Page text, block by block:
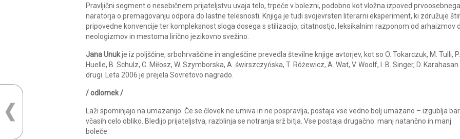
Pravljični segment o nesebičnem prijateljstvu uvaja telo, trpeče v bolezni, podobno kot vložna izpoved prvoosebnega
naratorja o premagovanju odpora do lastne telesnosti. Knjiga je tudi svojevrsten literarni eksperiment, ki združuje
pripovedne konvencije ter kompleksnost sloga dosega s stilizacijo, citatnostjo, leksikalnim razponom od arhaizmov
neologizmov in mestoma lirično jezikovno svežino.
Jana Unukje iz poljščine, srbohrvaščine in angleščine prevedla številne knjige avtorjev, kot so O. Tokarczuk, M. Tulli, P.
Huelle, B. Schulz, C. Miłosz, W. Szymborska, A. świrszczyńska, T. Różewicz, A. Wat, V. Woolf, I. B. Singer, D. Karahasan
drugi. Leta 2006 je prejela Sovretovo nagrado.
/ odlomek /
Laži spominjajo na umazanijo. Če se človek ne umiva in ne pospravlja, postaja vse vedno bolj umazano – izgublja
včasih celo obliko. Bledijo prijateljstva, razblinja se notranja srž bitja. Vse postaja drugačno: manj natančno in manj
boleče.